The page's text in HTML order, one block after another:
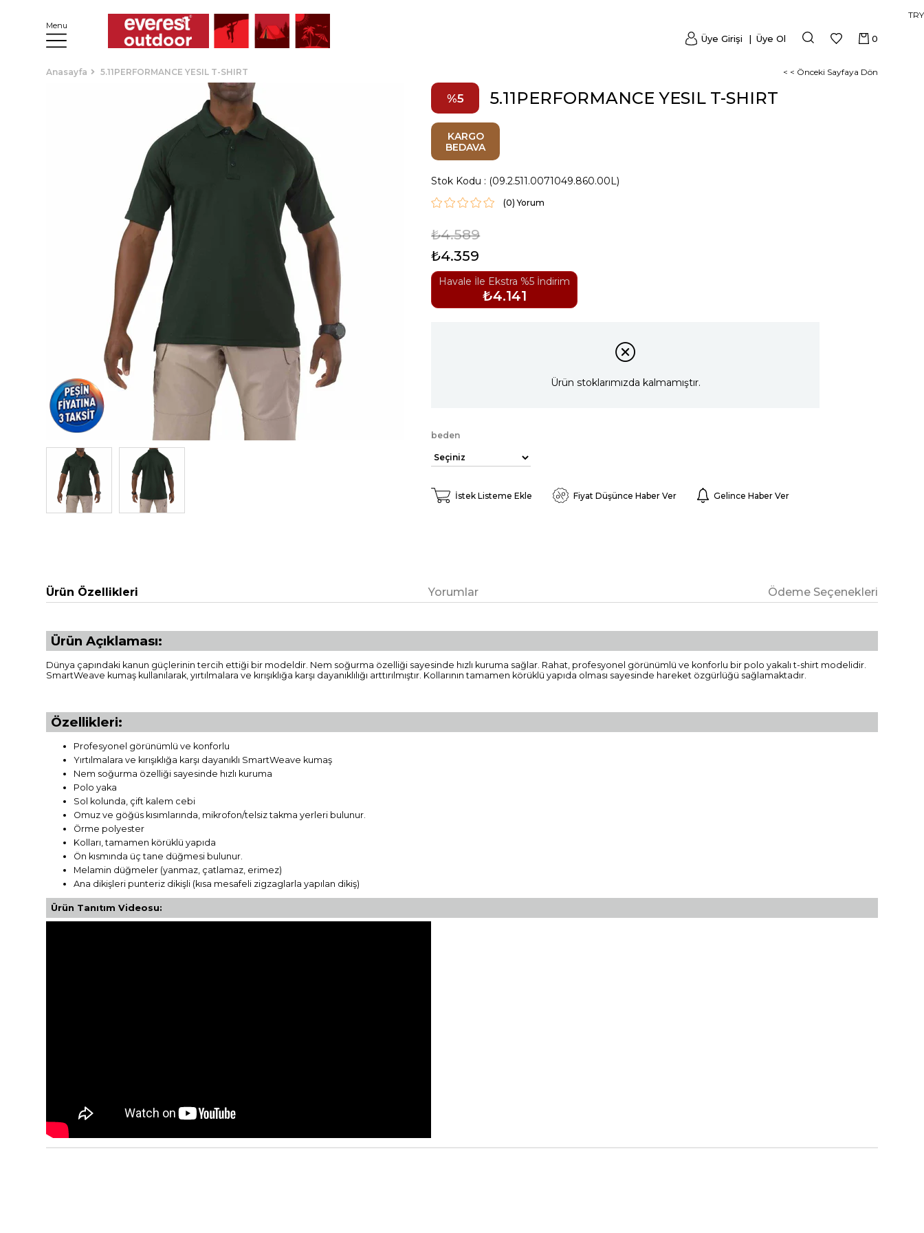
Menu
TRY
0
Üye Girişi Üye Ol
Anasayfa 5.11PERFORMANCE YESIL T-SHIRT < < Önceki Sayfaya Dön
5 5.11PERFORMANCE YESIL T-SHIRT
KARGO
BEDAVA
Stok Kodu (09.2.511.0071049.860.00L)
(0)
₺4.589
₺4.359
Havale İle Ekstra %5 İndirim
₺4.141
Ürün stoklarımızda kalmamıştır.
beden
İstek Listeme Ekle Fiyat Düşünce Haber Ver Gelince Haber Ver
Ürün Özellikleri Yorumlar Ödeme Seçenekleri
Ürün Açıklaması:
Dünya çapındaki kanun güçlerinin tercih ettiği bir modeldir. Nem soğurma özelliği sayesinde hızlı kuruma sağlar. Rahat, profesyonel görünümlü ve konforlu bir polo yakalı t-shirt modelidir.
SmartWeave kumaş kullanılarak, yırtılmalara ve kırışıklığa karşı dayanıklılığı arttırılmıştır. Kollarının tamamen körüklü yapıda olması sayesinde hareket özgürlüğü sağlamaktadır.
Özellikleri:
Profesyonel görünümlü ve konforlu
Yırtılmalara ve kırışıklığa karşı dayanıklı SmartWeave kumaş
Nem soğurma özelliği sayesinde hızlı kuruma
Polo yaka
Sol kolunda, çift kalem cebi
Omuz ve göğüs kısımlarında, mikrofon/telsiz takma yerleri bulunur.
Örme polyester
Kolları, tamamen körüklü yapıda
Ön kısmında üç tane düğmesi bulunur.
Melamin düğmeler (yanmaz, çatlamaz, erimez)
Ana dikişleri punteriz dikişli (kısa mesafeli zigzaglarla yapılan dikiş)
Ürün Tanıtım Videosu: